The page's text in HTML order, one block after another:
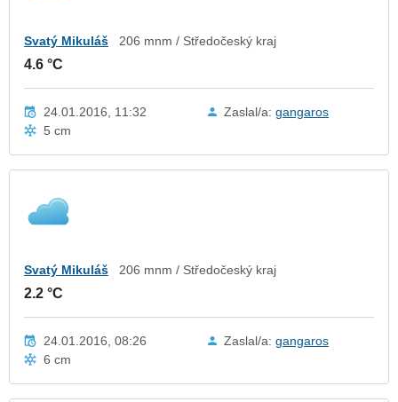
Svatý Mikuláš 206 mnm / Středočeský kraj
4.6 °C
24.01.2016, 11:32 Zaslal/a: gangaros
5 cm
Svatý Mikuláš 206 mnm / Středočeský kraj
2.2 °C
24.01.2016, 08:26 Zaslal/a: gangaros
6 cm